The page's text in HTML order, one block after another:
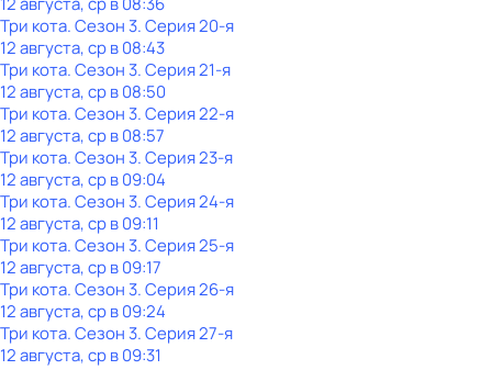
Три кота. Сезон 3. Серия 20-я
12 августа, ср в 08:43
Три кота. Сезон 3. Серия 21-я
12 августа, ср в 08:50
Три кота. Сезон 3. Серия 22-я
12 августа, ср в 08:57
Три кота. Сезон 3. Серия 23-я
12 августа, ср в 09:04
Три кота. Сезон 3. Серия 24-я
12 августа, ср в 09:11
Три кота. Сезон 3. Серия 25-я
12 августа, ср в 09:17
Три кота. Сезон 3. Серия 26-я
12 августа, ср в 09:24
Три кота. Сезон 3. Серия 27-я
12 августа, ср в 09:31